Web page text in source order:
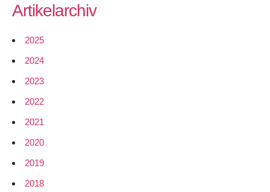
Artikelarchiv
2025
2024
2023
2022
2021
2020
2019
2018